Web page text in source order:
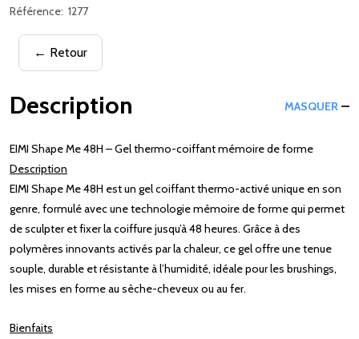
Référence: 1277
← Retour
Description MASQUER
EIMI Shape Me 48H – Gel thermo-coiffant mémoire de forme
Description
EIMI Shape Me 48H est un gel coiffant thermo-activé unique en son
genre, formulé avec une technologie mémoire de forme qui permet
de sculpter et fixer la coiffure jusqu’à 48 heures. Grâce à des
polymères innovants activés par la chaleur, ce gel offre une tenue
souple, durable et résistante à l’humidité, idéale pour les brushings,
les mises en forme au sèche-cheveux ou au fer.
Bienfaits